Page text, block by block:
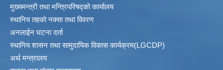
मुख्यमन्त्री तथा मन्त्रिपरिषद्को कार्यालय
स्थानिय तहकाे नक्सा तथा विवरण
अनलाईन घटना दर्ता
स्थानिय शासन तथा सामुदायिक विकास कार्यक्रम(LGCDP)
अर्थ मन्त्रालय